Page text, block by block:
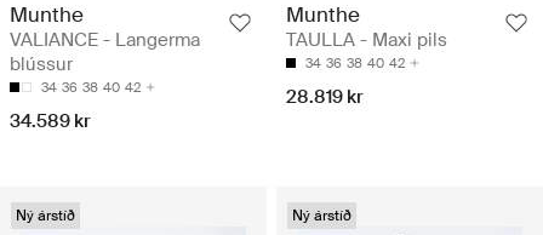
Munthe
VALIANCE - Langerma
blússur
34 36 38 40 42
34.589 kr
Munthe
TAULLA - Maxi pils
34 36 38 40 42
28.819 kr
Ný árstíð Ný árstíð